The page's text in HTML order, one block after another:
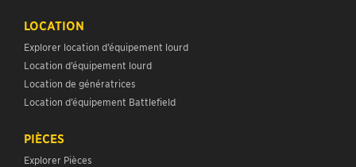
LOCATION
Explorer location d’équipement lourd
Location d’équipement lourd
Location de génératrices
Location d’équipement Battlefield
PIÈCES
Explorer Pièces